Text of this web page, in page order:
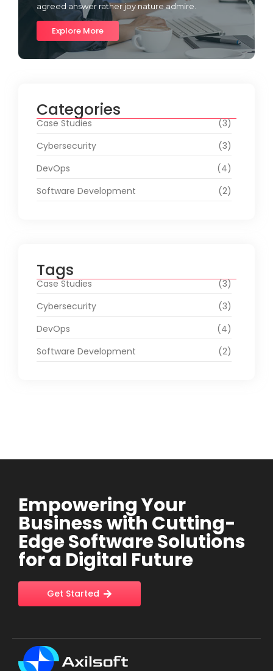
agreed answer rather joy nature admire.
Explore More
Categories
Case Studies
(3)
Cybersecurity
(3)
DevOps
(4)
Software Development
(2)
Tags
Case Studies
(3)
Cybersecurity
(3)
DevOps
(4)
Software Development
(2)
Empowering Your
Business with Cutting-
Edge Software Solutions
for a Digital Future
Get Started